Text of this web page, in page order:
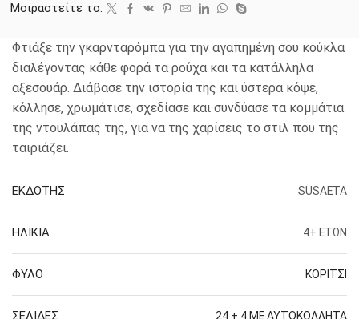
Μοιραστείτε το:
Φτιάξε την γκαρνταρόμπα για την αγαπημένη σου κούκλα
διαλέγοντας κάθε φορά τα ρούχα και τα κατάλληλα
αξεσουάρ. Διάβασε την ιστορία της και ύστερα κόψε,
κόλλησε, χρωμάτισε, σχεδίασε και συνδύασε τα κομμάτια
της ντουλάπας της, για να της χαρίσεις το στιλ που της
ταιριάζει.
ΕΚΔΟΤΗΣ SUSAETA
ΗΛΙΚΙΑ 4+ ΕΤΩΝ
ΦΥΛΟ ΚΟΡΙΤΣΙ
ΣΕΛΙΔΕΣ 24 + 4 ΜΕ ΑΥΤΟΚΟΛΛΗΤΑ